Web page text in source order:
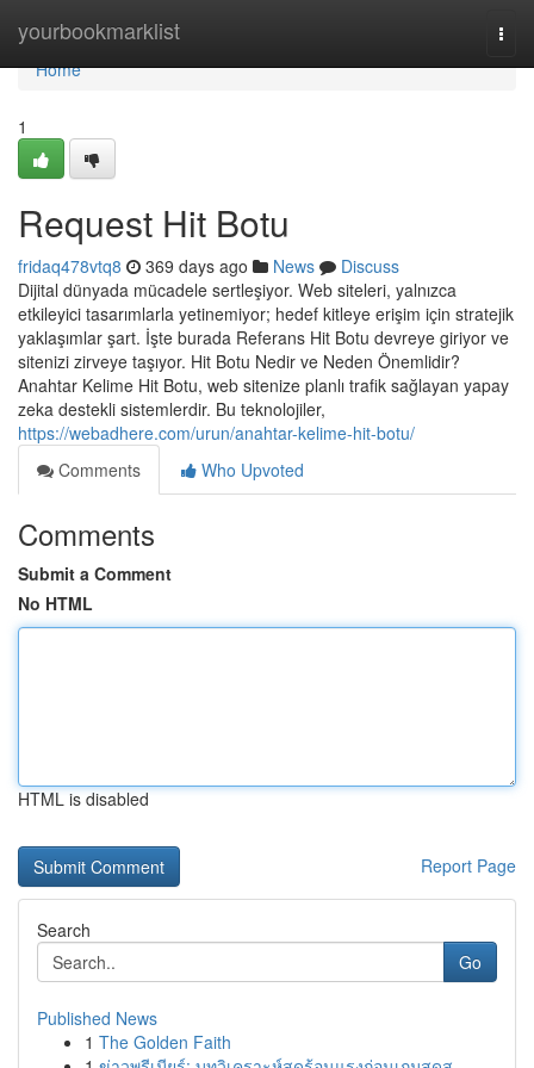
yourbookmarklist
Home
Home
1
Request Hit Botu
fridaq478vtq8 369 days ago News
Discuss
Dijital dünyada mücadele sertleşiyor. Web siteleri, yalnızca
etkileyici tasarımlarla yetinemiyor; hedef kitleye erişim için stratejik
yaklaşımlar şart. İşte burada Referans Hit Botu devreye giriyor ve
sitenizi zirveye taşıyor. Hit Botu Nedir ve Neden Önemlidir?
Anahtar Kelime Hit Botu, web sitenize planlı trafik sağlayan yapay
zeka destekli sistemlerdir. Bu teknolojiler,
https://webadhere.com/urun/anahtar-kelime-hit-botu/
Comments
Who Upvoted
Comments
Submit a Comment
No HTML
HTML is disabled
Report Page
Search
Go
Published News
1 The Golden Faith